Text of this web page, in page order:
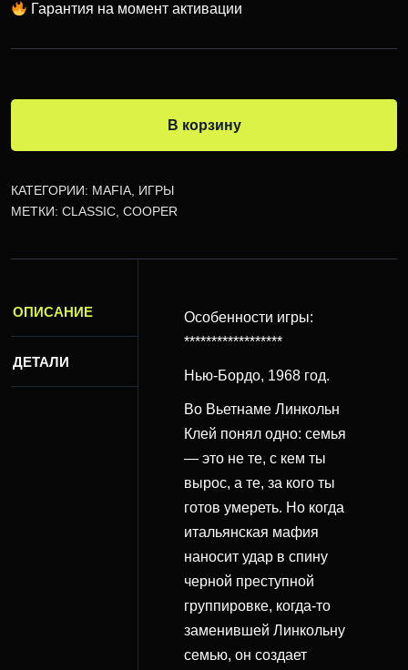
Гарантия на момент активации
В корзину
КАТЕГОРИИ: MAFIA ИГРЫ
МЕТКИ: CLASSIC COOPER
ОПИСАНИЕ
ДЕТАЛИ
Особенности игры:
******************
Нью-Бордо, 1968 год.
Во Вьетнаме Линкольн
Клей понял одно: семья
— это не те, с кем ты
вырос, а те, за кого ты
готов умереть. Но когда
итальянская мафия
наносит удар в спину
черной преступной
группировке, когда-то
заменившей Линкольну
семью, он создает